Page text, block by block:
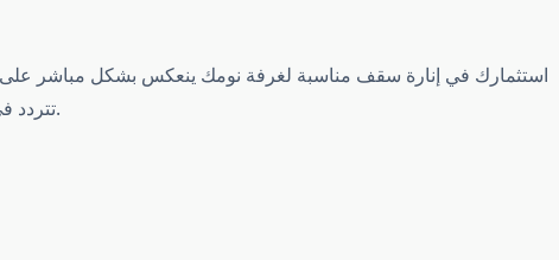
استثمارك في إنارة سقف مناسبة لغرفة نومك ينعكس بشكل مباشر على
تتردد في اختيار حلول مبتكرة وأنيقة.